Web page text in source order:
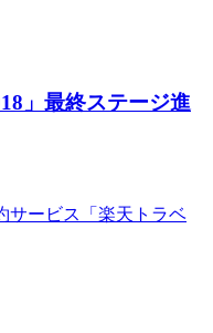
」最終ステージ進
サービス「楽天トラベ